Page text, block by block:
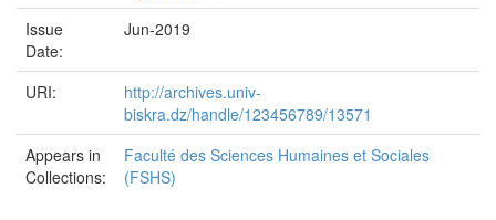
Issue
Date:
Jun-2019
URI:
http://archives.univ-
biskra.dz/handle/123456789/13571
Appears in
Collections:
Faculté des Sciences Humaines et Sociales
(FSHS)